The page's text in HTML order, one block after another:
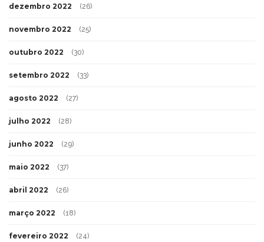
dezembro 2022 (26)
novembro 2022 (25)
outubro 2022 (30)
setembro 2022 (33)
agosto 2022 (27)
julho 2022 (28)
junho 2022 (29)
maio 2022 (37)
abril 2022 (26)
março 2022 (18)
fevereiro 2022 (24)